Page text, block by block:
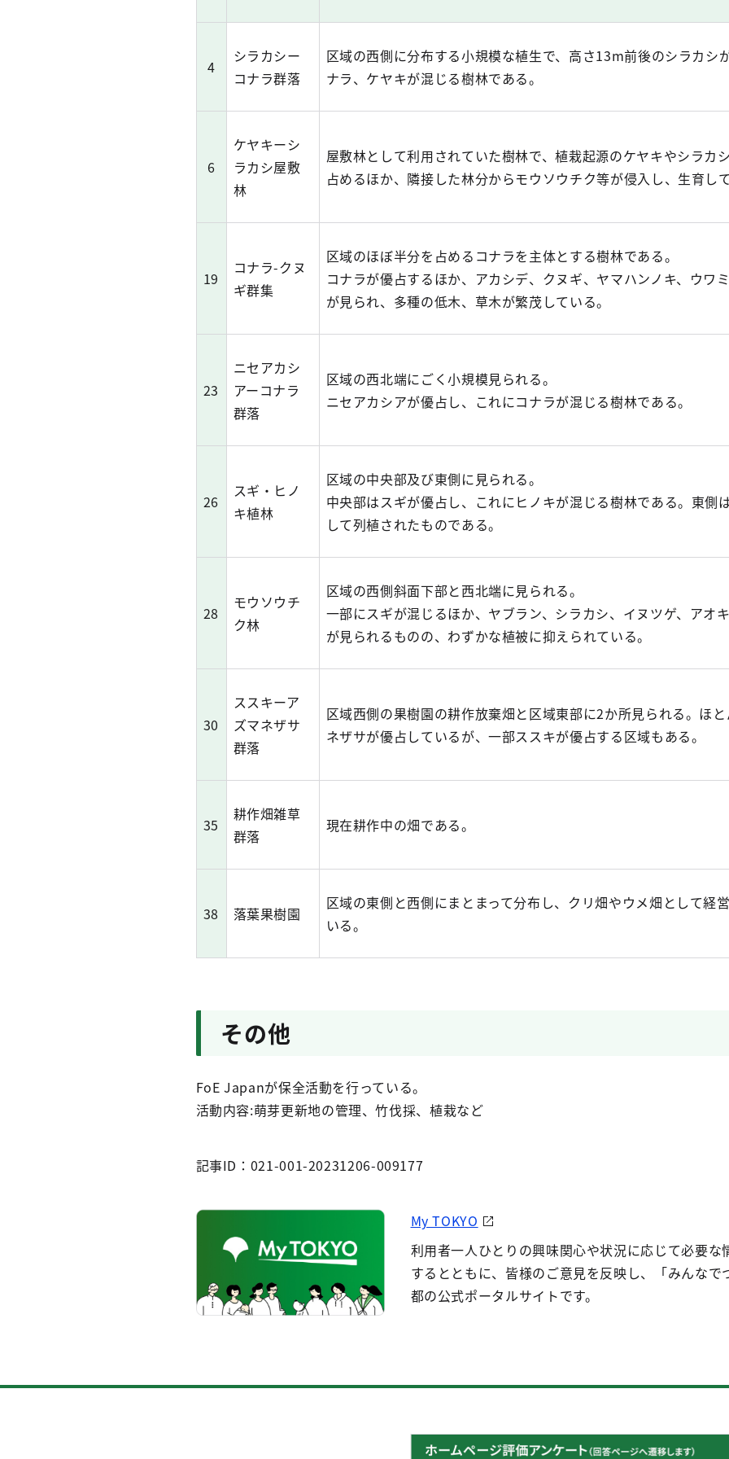
4
シラカシー
コナラ群落
区域の西側に分布する小規模な植生で、高さ13m前後のシラカシ
ナラ、ケヤキが混じる樹林である。
6
ケヤキーシ
ラカシ屋敷
林
屋敷林として利用されていた樹林で、植栽起源のケヤキやシラカ
占めるほか、隣接した林分からモウソウチク等が侵入し、生育して
19
コナラ-クヌ
ギ群集
区域のほぼ半分を占めるコナラを主体とする樹林である。
コナラが優占するほか、アカシデ、クヌギ、ヤマハンノキ、ウワ
が見られ、多種の低木、草木が繁茂している。
23
ニセアカシ
アーコナラ
群落
区域の西北端にごく小規模見られる。
ニセアカシアが優占し、これにコナラが混じる樹林である。
26
スギ・ヒノ
キ植林
区域の中央部及び東側に見られる。
中央部はスギが優占し、これにヒノキが混じる樹林である。東側
して列植されたものである。
28
モウソウチ
ク林
区域の西側斜面下部と西北端に見られる。
一部にスギが混じるほか、ヤブラン、シラカシ、イヌツゲ、アオ
が見られるものの、わずかな植被に抑えられている。
30
ススキーア
ズマネザサ
群落
区域西側の果樹園の耕作放棄畑と区域東部に2か所見られる。ほ
ネザサが優占しているが、一部ススキが優占する区域もある。
35
耕作畑雑草
群落
現在耕作中の畑である。
38 落葉果樹園
区域の東側と西側にまとまって分布し、クリ畑やウメ畑として経
いる。
その他
FoE Japanが保全活動を行っている。
活動内容:萌芽更新地の管理、竹伐採、植栽など
記事ID：021-001-20231206-009177
My TOKYO
利用者一人ひとりの興味関心や状況に応じて必要な
するとともに、皆様のご意見を反映し、「みんなで
都の公式ポータルサイトです。